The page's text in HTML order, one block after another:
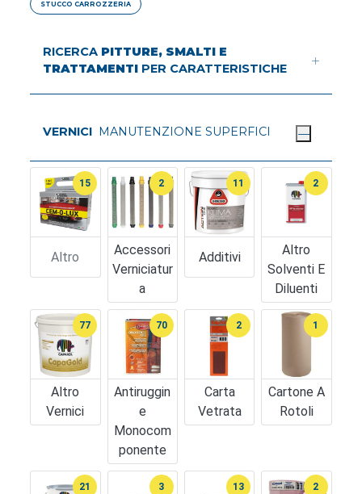
STUCCO CARROZZERIA
RICERCA PITTURE, SMALTI E
TRATTAMENTI PER CARATTERISTICHE
VERNICI MANUTENZIONE SUPERFICI
Altro
15
Accessori
Verniciatur
A
2
Additivi
11
Altro
Solventi E
Diluenti
2
Altro
Vernici
77
Antiruggin
E
Monocom
Ponente
70
Carta
Vetrata
2
Cartone A
Rotoli
1
21 3 13 2